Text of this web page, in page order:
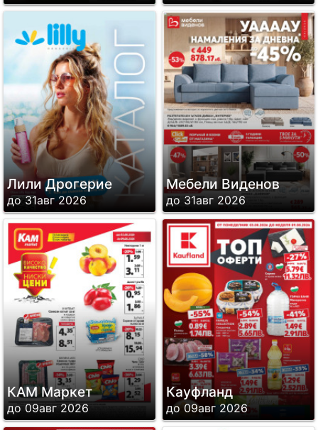
Лили Дрогерие
до 31авг 2026
Мебели Виденов
до 31авг 2026
КАМ Маркет
до 09авг 2026
Кауфланд
до 09авг 2026